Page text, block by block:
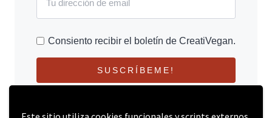
Consiento recibir el boletín de CreatiVegan.
SUSCRÍBEME!